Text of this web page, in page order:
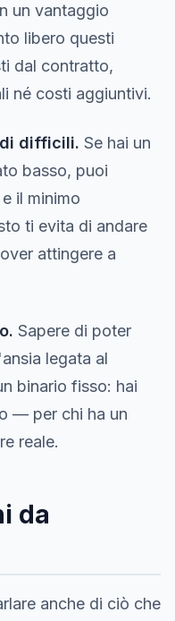
un vantaggio
libero questi
dal contratto,
né costi aggiuntivi.
difficili. Se hai un
basso, puoi
il minimo
ti evita di andare
attingere a
Sapere di poter
legata al
binario fisso: hai
— per chi ha un
reale.
da
anche di ciò che